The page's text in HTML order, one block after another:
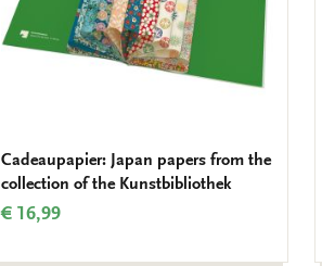
Cadeaupapier: Japan papers from the
collection of the Kunstbibliothek
€ 16,99